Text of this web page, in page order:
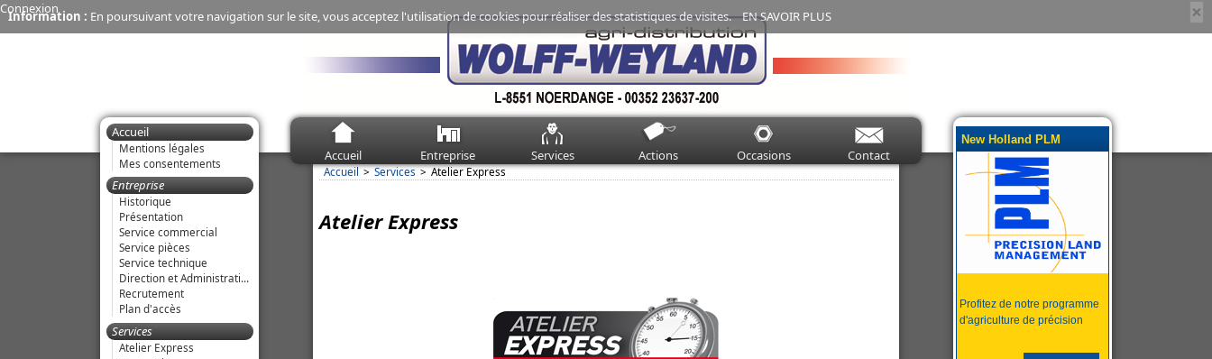
×
Information : En poursuivant votre navigation sur le site, vous acceptez l'utilisation de cookies pour réaliser des statistiques de visites.EN SAVOIR PLUS
Connexion
Accueil Entreprise Services Actions Occasions Contact
Accueil
Mentions légales
Mes consentements
Entreprise
Historique
Présentation
Service commercial
Service pièces
Service technique
Direction et Administration
Recrutement
Plan d'accès
Services
Atelier Express
Accueil Services Atelier Express
Atelier Express
New Holland PLM
Profitez de notre programme
d'agriculture de précision